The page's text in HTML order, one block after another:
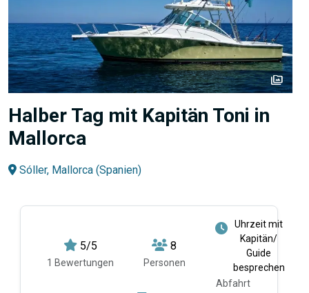
perm_media
Halber Tag mit Kapitän Toni in
Mallorca
Sóller, Mallorca (Spanien)
5/5
1 Bewertungen
8
Personen
Uhrzeit mit
Kapitän/
Guide
besprechen
Abfahrt